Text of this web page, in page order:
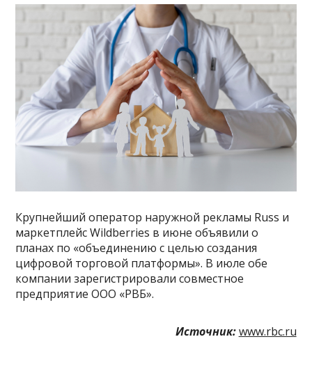
Крупнейший оператор наружной рекламы Russ и
маркетплейс Wildberries в июне объявили о
планах по «объединению с целью создания
цифровой торговой платформы». В июле обе
компании зарегистрировали совместное
предприятие ООО «РВБ».
Источник: www.rbc.ru